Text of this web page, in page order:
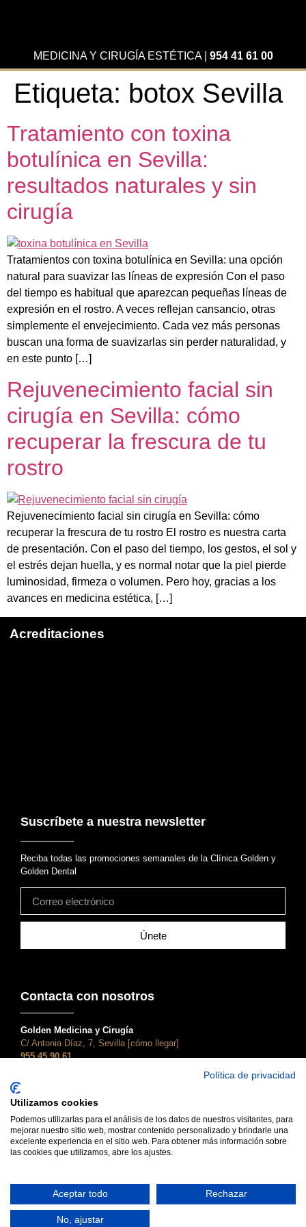
MEDICINA Y CIRUGÍA ESTÉTICA| 954 41 61 00
Etiqueta: botox Sevilla
Tratamiento con toxina
botulínica en Sevilla:
resultados naturales y sin
cirugía
Tratamientos con toxina botulínica en Sevilla: una opción
natural para suavizar las líneas de expresión Con el paso
del tiempo es habitual que aparezcan pequeñas líneas de
expresión en el rostro. A veces reflejan cansancio, otras
simplemente el envejecimiento. Cada vez más personas
buscan una forma de suavizarlas sin perder naturalidad, y
en este punto […]
Rejuvenecimiento facial sin
cirugía en Sevilla: cómo
recuperar la frescura de tu
rostro
Rejuvenecimiento facial sin cirugía en Sevilla: cómo
recuperar la frescura de tu rostro El rostro es nuestra carta
de presentación. Con el paso del tiempo, los gestos, el sol y
el estrés dejan huella, y es normal notar que la piel pierde
luminosidad, firmeza o volumen. Pero hoy, gracias a los
avances en medicina estética, […]
Acreditaciones
Suscríbete a nuestra newsletter
Reciba todas las promociones semanales de la Clínica Golden y
Golden Dental
Únete
Contacta con nosotros
Golden Medicina y Cirugía
C/ Antonia Díaz, 7, Sevilla [cómo llegar]
955 45 90 61
C/ Adriano, 28, Sevilla [cómo llegar]
955 45 90 61
dental@clinicagolden.com
Política de privacidad
Utilizamos cookies
Podemos utilizarlas para el análisis de los datos de nuestros visitantes, para
mejorar nuestro sitio web, mostrar contenido personalizado y brindarle una
excelente experiencia en el sitio web. Para obtener más información sobre
las cookies que utilizamos, abre los ajustes.
Aceptar todo Rechazar
No, ajustar